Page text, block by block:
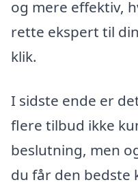
og mere effektiv,
rette ekspert til
klik.
I sidste ende er
flere tilbud ikke
beslutning, men
du får den bedste